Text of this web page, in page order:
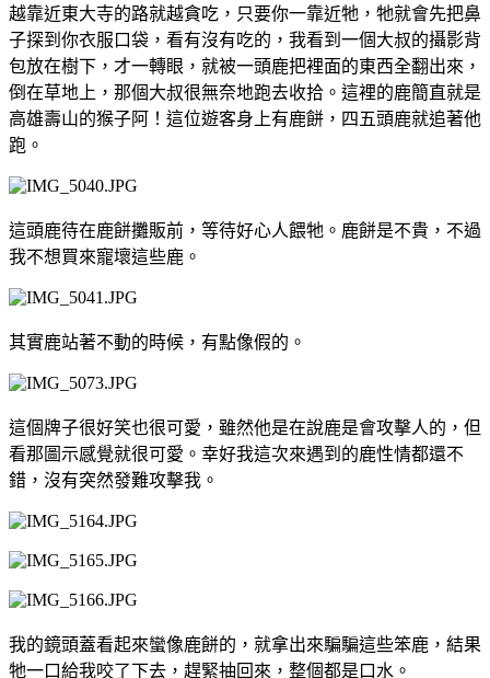
越靠近東大寺的路就越貪吃，只要你一靠近牠，牠就會先把鼻
子探到你衣服口袋，看有沒有吃的，我看到一個大叔的攝影背
包放在樹下，才一轉眼，就被一頭鹿把裡面的東西全翻出來，
倒在草地上，那個大叔很無奈地跑去收拾。這裡的鹿簡直就是
高雄壽山的猴子阿！這位遊客身上有鹿餅，四五頭鹿就追著他
跑。
這頭鹿待在鹿餅攤販前，等待好心人餵牠。鹿餅是不貴，不過
我不想買來寵壞這些鹿。
其實鹿站著不動的時候，有點像假的。
這個牌子很好笑也很可愛，雖然他是在說鹿是會攻擊人的，但
看那圖示感覺就很可愛。幸好我這次來遇到的鹿性情都還不
錯，沒有突然發難攻擊我。
我的鏡頭蓋看起來蠻像鹿餅的，就拿出來騙騙這些笨鹿，結果
牠一口給我咬了下去，趕緊抽回來，整個都是口水。